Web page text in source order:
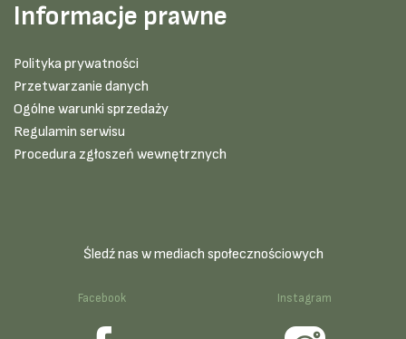
Informacje prawne
Polityka prywatności
Przetwarzanie danych
Ogólne warunki sprzedaży
Regulamin serwisu
Procedura zgłoszeń wewnętrznych
Śledź nas w mediach społecznościowych
Facebook Instagram